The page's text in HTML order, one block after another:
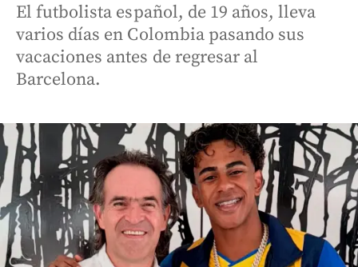
El futbolista español, de 19 años, lleva
varios días en Colombia pasando sus
vacaciones antes de regresar al
Barcelona.